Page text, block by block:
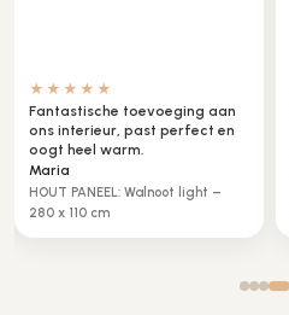
★★★★☆
Zeer tevreden, mooie luxe
uitstraling in onze zaak.
Peter
METAAL PANEEL messing brons –
280 x 110cm